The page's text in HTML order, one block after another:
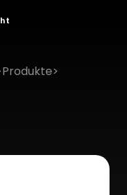
Produkte>